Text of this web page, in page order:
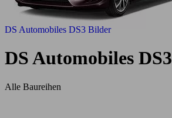
DS Automobiles DS3 Bilder
DS Automobiles DS3
Alle Baureihen